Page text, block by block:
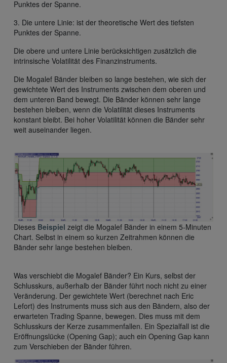
Punktes der Spanne.
3. Die untere Linie: ist der theoretische Wert des tiefsten
Punktes der Spanne.
Die obere und untere Linie berücksichtigen zusätzlich die
intrinsische Volatilität des Finanzinstruments.
Die Mogalef Bänder bleiben so lange bestehen, wie sich der
gewichtete Wert des Instruments zwischen dem oberen und
dem unteren Band bewegt. Die Bänder können sehr lange
bestehen bleiben, wenn die Volatilität dieses Instruments
konstant bleibt. Bei hoher Volatilität können die Bänder sehr
weit auseinander liegen.
Dieses Beispiel zeigt die Mogalef Bänder in einem 5-Minuten
Chart. Selbst in einem so kurzen Zeitrahmen können die
Bänder sehr lange bestehen bleiben.
Was verschiebt die Mogalef Bänder? Ein Kurs, selbst der
Schlusskurs, außerhalb der Bänder führt noch nicht zu einer
Veränderung. Der gewichtete Wert (berechnet nach Eric
Lefort) des Instruments muss sich aus den Bändern, also der
erwarteten Trading Spanne, bewegen. Dies muss mit dem
Schlusskurs der Kerze zusammenfallen. Ein Spezialfall ist die
Eröffnungslücke (Opening Gap); auch ein Opening Gap kann
zum Verschieben der Bänder führen.